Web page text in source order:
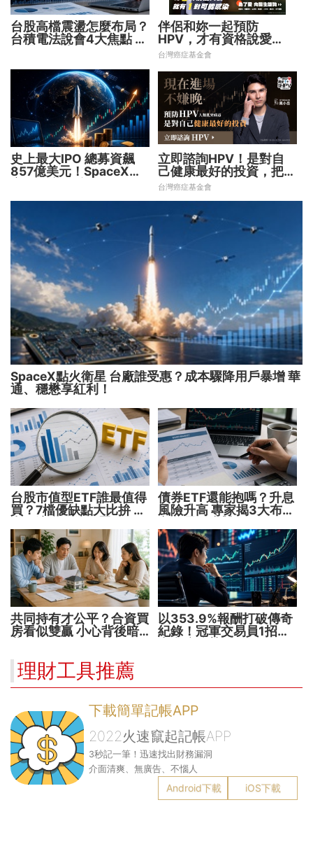
台股高檔震盪怎麼布局？
台積電法說會4大焦點 AI
伴侶和妳一起預防
HPV，才有資格說愛
妳！
台灣癌症基金會
史上最大IPO 總募資飆
857億美元！SpaceX升
立即諮詢HPV！是對自
己健康最好的投資，把握
現在不嫌晚！
台灣癌症基金會
SpaceX點火衛星 台廠誰受惠？成本驟降用戶暴增 華
通、穩懋享紅利！
台股市值型ETF誰最值得
買？7檔優缺點大比拚 找
債券ETF還能抱嗎？升息
風險升高 專家揭3大布局
共同持有才公平？合資買
房看似雙贏 小心背後暗
以353.9%報酬打破傳奇
紀錄！冠軍交易員1招抓
理財工具推薦
下載簡單記帳APP
2022火速竄起記帳APP
3秒記一筆！迅速找出財務漏洞
介面清爽、無廣告、不惱人
Android下載 iOS下載